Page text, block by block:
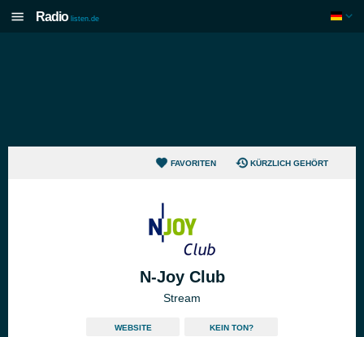
Radio listen.de
FAVORITEN KÜRZLICH GEHÖRT
N-Joy Club
Stream
WEBSITE KEIN TON?